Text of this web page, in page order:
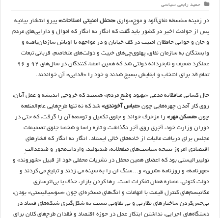
حمید رابعی,سیاسی
در زمینه سفسطه نفاق‌آلود و موج‌سواری «محفل امنیتی اصلاحات»پیرو انتشار بیانیه
پس از حوادث اخیر در کشور باید گفت که انگار نه انگار که اموال و دارایی‌های مردم
و جان و جوانی حافظان امنیت در کف خیابان و در مواجهه با اوباش سازمان‌یافته و
وابستگان به سازمان نفاق، پهلوی‌چی‌های خبیث و دولت‌های متخاصم، قربانی تبعات
عملکرد ضعیف و نابخردانه دولتی شد که همین امضاء کنندگان در سال‌های ۹۲ و ۹۶
تمام قد برای انتخاب و ابقایش بسیج شدند و خود را «فدایی» آن خواندند.
حال کسانی منافقانه مدعی «بهبود وضع مردم» هستند که خروجی اندیشه و عمل آنان،
روی کار آمدن چهره‌هایی چون«عباس آخوندی»شد که نه تنها طرح‌هایی عام‌المنفعه
چون«مسکن مهر» را مزخرف خواند و جلوی تکمیل و توسعه آن را گرفت، که حتی در
دوران وزارت خود، آجری روی آجر نگذاشت و تازه راسا و شخصا جلوی تصمیمات
مجلس برای دریافت مالیات از خانه‌های خالی ایستاد. انگار نه انگار که فشارهای
اقتصادی امروز نتیجه سیاست‌های منفعلانه، ضدتولید، واردات‌محور و ضدعدالتِ
نولیبرالیستی بود که اعضای همین محفل در نشریات محفلی خود از قبیل «شهروند» و
«مهرنامه» و روزنامه «شرق» و…سنگ ان را به سینه می زدند و تبلیغ می کردند و
دولت کنونی، عصاره همان تفکرات است. رها کردن بازار، حذف یا بی‌اثرسازی
مکانیسم‌های کنترل قیمت با اتهامات و انگ‌های مسخره‌ای چون «سوسیالیستی» بودن،
بی‌حس‌کردن ساختارهای نظارتی و بی تفاوتی نسبت به شکل‌گیری شبکه‌های فساد در
دستگاه‌های اجرایی، نداشتن ابتکار عمل در حوزه اقتصاد و فقدان طرح‌های کلان برای